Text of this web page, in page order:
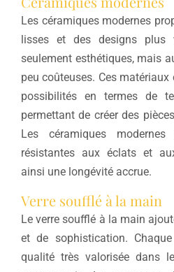
Les céramiques modernes
lisses et des designs plus
seulement esthétiques, mais
peu coûteuses. Ces
possibilités en termes de
permettant de créer des
Les céramiques
résistantes aux éclats et
ainsi une longévité accrue.
Verre soufflé à la main
Le verre soufflé à la main
et de sophistication.
qualité très valorisée dans